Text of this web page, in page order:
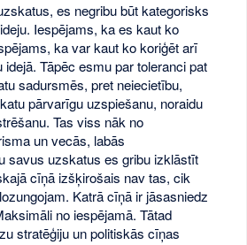
es negribu būt kategorisks
Iespējams, ka es kaut ko
ka var kaut ko koriģēt arī
Tāpēc esmu par toleranci pat
sadursmēs, pret neiecietību,
pārvarīgu uzspiešanu, noraidu
Tas viss nāk no
un vecās, labās
savus uzskatus es gribu izklāstīt
cīņā izšķirošais nav tas, cik
Katrā cīņā ir jāsasniedz
no iespējamā. Tātad
stratēģiju un politiskās cīņas